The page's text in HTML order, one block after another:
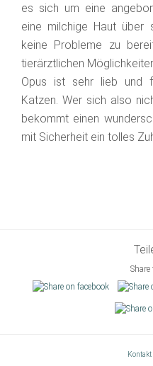
es sich um eine
eine milchige Haut über
keine Probleme zu
tierärztlichen
Opus ist sehr lieb und
Katzen. Wer sich also
bekommt einen
mit Sicherheit ein tolles
Share
Kontakt|